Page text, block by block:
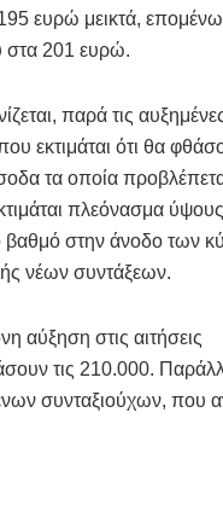
ευρώ μεικτά,
στα 201 ευρώ.
παρά τις
εκτιμάται ότι θα
τα οποία
πλεόνασμα
βαθμό στην άνοδο των
νέων συντάξεων.
αύξηση στις αιτήσεις
τις 210.000.
συνταξιούχων, που